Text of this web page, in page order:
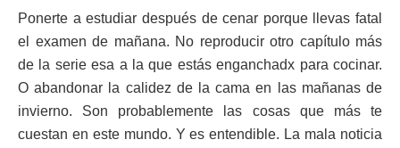
Ponerte a estudiar después de cenar porque llevas fatal
el examen de mañana. No reproducir otro capítulo más
de la serie esa a la que estás enganchadx para cocinar.
O abandonar la calidez de la cama en las mañanas de
invierno. Son probablemente las cosas que más te
cuestan en este mundo. Y es entendible. La mala noticia